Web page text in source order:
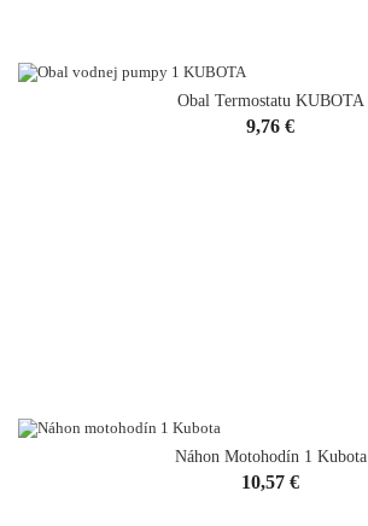
Obal Termostatu KUBOTA
Cena
9,76 €
Náhon Motohodín 1 Kubota
Cena
10,57 €